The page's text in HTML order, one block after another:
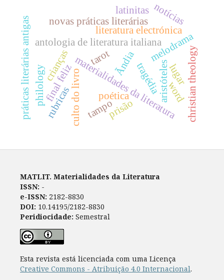
materialidades da literatura
antologia de literatura italiana
Ãndia
práticas literárias antigas culto do livro aristóteles
poética
final feliz tragédia
melodrama
literatura electrónica
novas práticas literárias
prisão
tarot
tampo
notícias
philology christian theology
word
rubricas
latinitas
crianças lugar
MATLIT. Materialidades da Literatura
ISSN: -
e-ISSN: 2182-8830
DOI: 10.14195/2182-8830
Peridiocidade: Semestral
Esta revista está licenciada com uma Licença
Creative Commons - Atribuição 4.0 Internacional.